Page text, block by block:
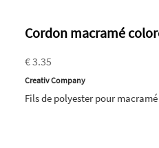
Cordon macramé
€ 3.35
Creativ Company
Fils de polyester pour